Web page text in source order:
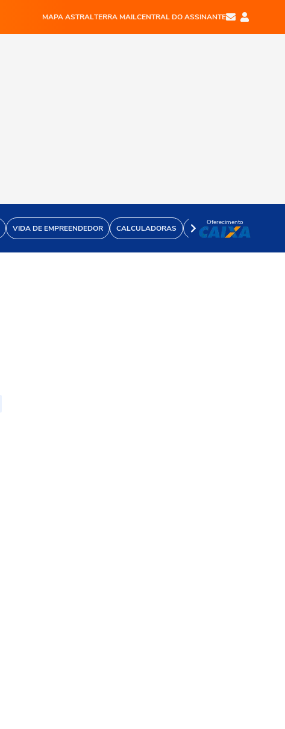
MAPA ASTRALTERRA MAILCENTRAL DO ASSINANTE
VIDA DE EMPREENDEDOR CALCULADORAS VÍDEOS
Oferecimento